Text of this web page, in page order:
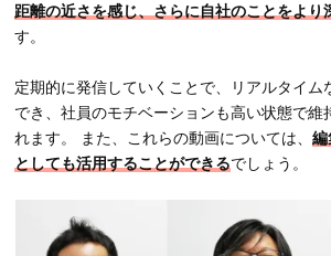
距離の近さを感じ、さらに自社のことをより
す。
定期的に発信していくことで、リアルタイム
でき、社員のモチベーションも高い状態で維
れます。 また、これらの動画については、編
としても活用することができるでしょう。